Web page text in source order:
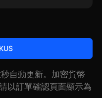
自動更新。加密貨幣
以訂單確認頁面顯示為